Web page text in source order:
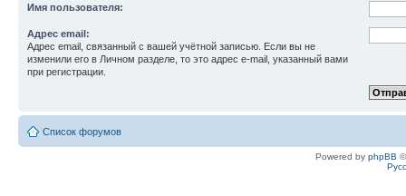
Имя пользователя:
Адрес email:
Адрес email, связанный с вашей учётной записью. Если вы не
изменили его в Личном разделе, то это адрес e-mail, указанный вами
при регистрации.
Список форумов
Powered by phpBB